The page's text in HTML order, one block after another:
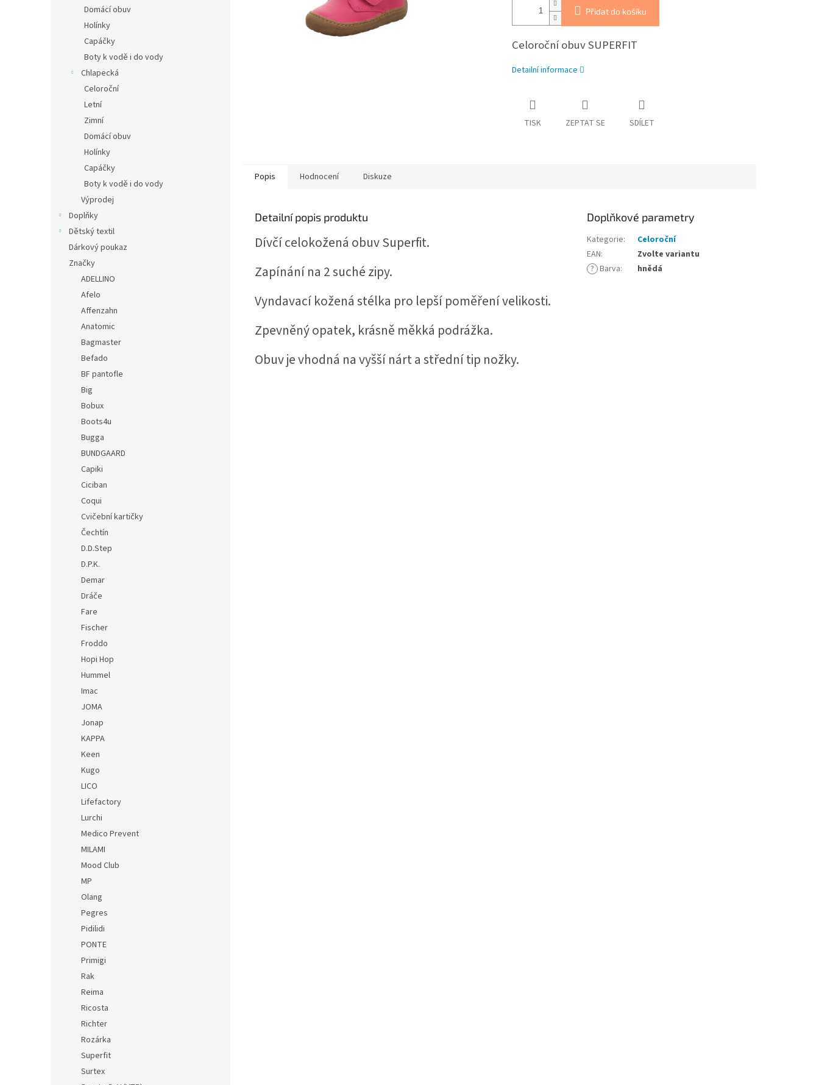
Domácí obuv
Holínky
Capáčky
Boty k vodě i do vody
Chlapecká
Celoroční
Letní
Zimní
Domácí obuv
Holínky
Capáčky
Boty k vodě i do vody
Výprodej
Doplňky
Dětský textil
Dárkový poukaz
Značky
ADELLINO
Afelo
Affenzahn
Anatomic
Bagmaster
Befado
BF pantofle
Big
Bobux
Boots4u
Bugga
BUNDGAARD
Capiki
Ciciban
Coqui
Cvičební kartičky
Čechtín
D.D.Step
D.P.K.
Demar
Dráče
Fare
Fischer
Froddo
Hopi Hop
Hummel
Imac
JOMA
Jonap
KAPPA
Keen
Kugo
LICO
Lifefactory
Lurchi
Medico Prevent
MILAMI
Mood Club
MP
Olang
Pegres
Pidilidi
PONTE
Primigi
Rak
Reima
Ricosta
Richter
Rozárka
Superfit
Surtex
Přidat do košíku
Celoroční obuv SUPERFIT
Detailní informace
TISK ZEPTAT SE SDÍLET
Popis Hodnocení Diskuze
Detailní popis produktu
Dívčí celokožená obuv Superfit.
Zapínání na 2 suché zipy.
Vyndavací kožená stélka pro lepší poměření velikosti.
Zpevněný opatek, krásně měkká podrážka.
Obuv je vhodná na vyšší nárt a střední tip nožky.
Doplňkové parametry
Kategorie:
Celoroční
EAN:
Zvolte variantu
? Barva: hnědá